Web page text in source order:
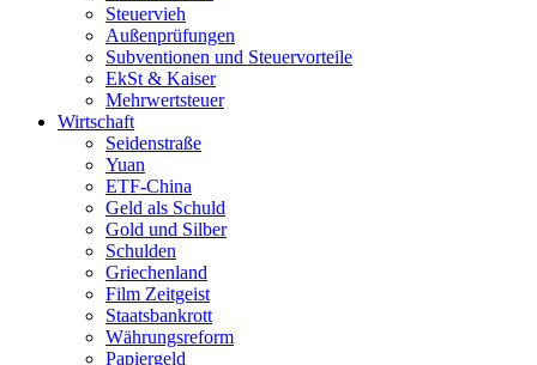
Steuervieh
Außenprüfungen
Subventionen und Steuervorteile
EkSt & Kaiser
Mehrwertsteuer
Wirtschaft
Seidenstraße
Yuan
ETF-China
Geld als Schuld
Gold und Silber
Schulden
Griechenland
Film Zeitgeist
Staatsbankrott
Währungsreform
Papiergeld